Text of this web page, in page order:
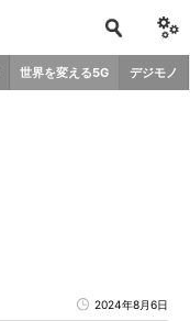
世界を変える5G デジモノ
2024年8月6日